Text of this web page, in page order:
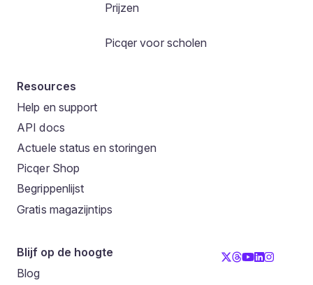
Prijzen
Picqer voor scholen
Resources
Help en support
API docs
Actuele status en storingen
Picqer Shop
Begrippenlijst
Gratis magazijntips
Blijf op de hoogte
Blog